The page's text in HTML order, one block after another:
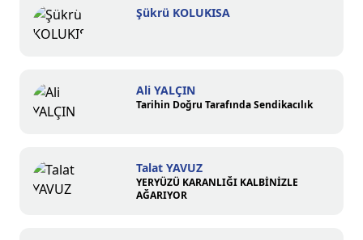
Şükrü KOLUKISA
Ali YALÇIN
Tarihin Doğru Tarafında Sendikacılık
Talat YAVUZ
YERYÜZÜ KARANLIĞI KALBİNİZLE
AĞARIYOR